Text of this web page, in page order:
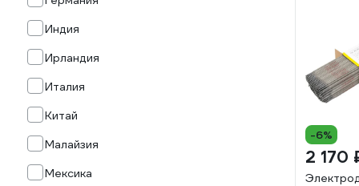
Индия
Ирландия
Италия
Китай
Малайзия
Мексика
-6%
2 170